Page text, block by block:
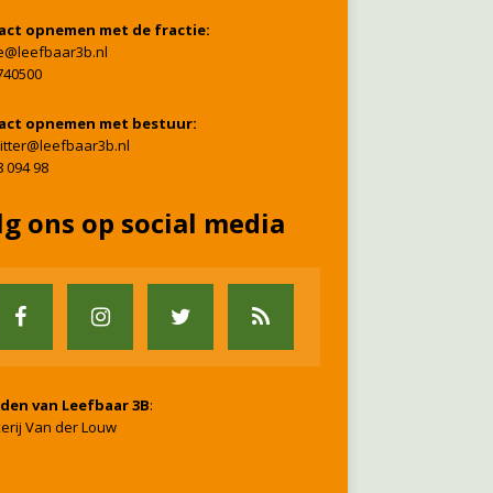
opnemen met de fractie:
opnemen met bestuur:
094 98
ons op social media
van Leefbaar 3B:
Van der Louw